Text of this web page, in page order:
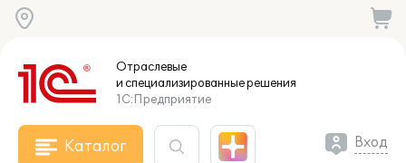
Отраслевые
и специализированныерешения
1С:Предприятие
Каталог Вход